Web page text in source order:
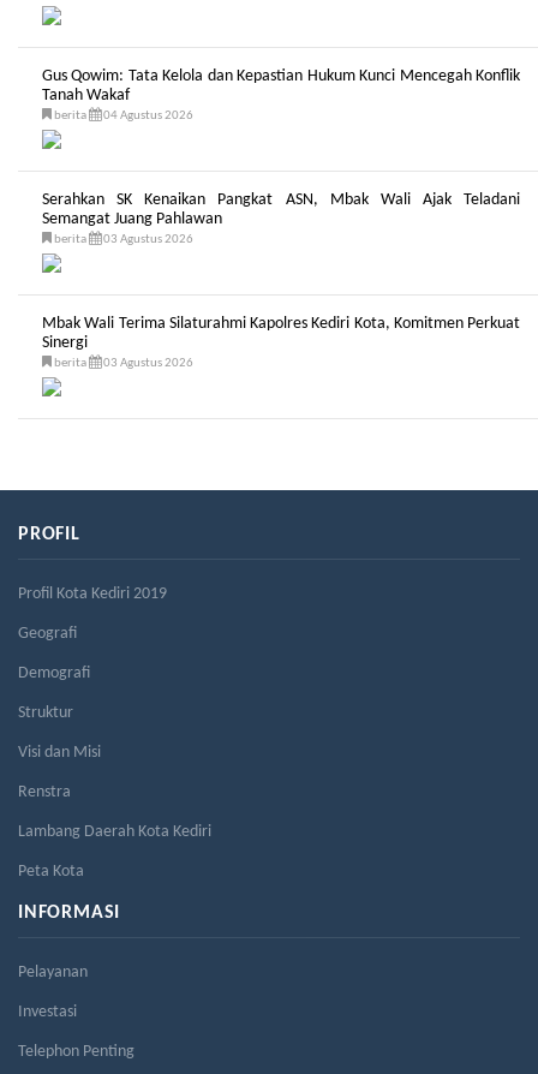
Gus Qowim: Tata Kelola dan Kepastian Hukum Kunci Mencegah Konflik
Tanah Wakaf
berita 04 Agustus 2026
Serahkan SK Kenaikan Pangkat ASN, Mbak Wali Ajak Teladani
Semangat Juang Pahlawan
berita 03 Agustus 2026
Mbak Wali Terima Silaturahmi Kapolres Kediri Kota, Komitmen Perkuat
Sinergi
berita 03 Agustus 2026
PROFIL
Profil Kota Kediri 2019
Geografi
Demografi
Struktur
Visi dan Misi
Renstra
Lambang Daerah Kota Kediri
Peta Kota
INFORMASI
Pelayanan
Investasi
Telephon Penting